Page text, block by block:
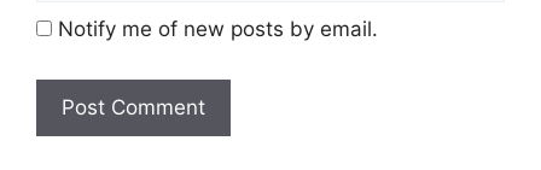
Notify me of new posts by email.